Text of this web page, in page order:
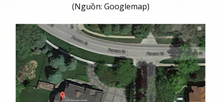
(Nguồn: Googlemap)